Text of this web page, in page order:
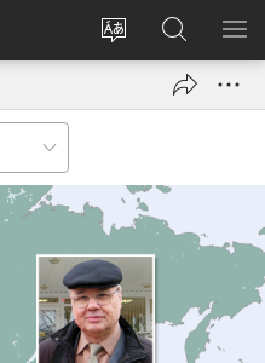
更
言
登
入
（開
窗）
搜
尋
JW.ORG
顯